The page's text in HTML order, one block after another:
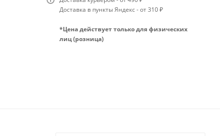
Доставка в пункты Яндекс - от 310 ₽
*Цена действует только для физических
лиц (розница)